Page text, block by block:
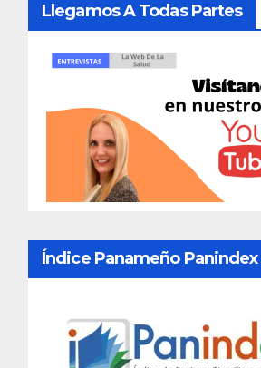
Llegamos A Todas Partes
Índice Panameño Panindex